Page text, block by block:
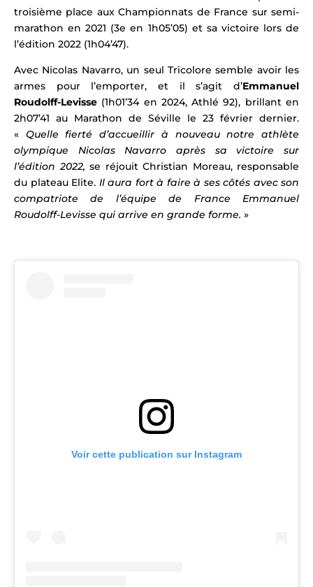
troisième place aux Championnats de France sur semi-
marathon en 2021 (3e en 1h05’05) et sa victoire lors de
l’édition 2022 (1h04’47).
Avec Nicolas Navarro, un seul Tricolore semble avoir les
armes pour l’emporter, et il s’agit d’Emmanuel
Roudolff-Levisse (1h01’34 en 2024, Athlé 92), brillant en
2h07’41 au Marathon de Séville le 23 février dernier.
« Quelle fierté d’accueillir à nouveau notre athlète
olympique Nicolas Navarro après sa victoire sur
l’édition 2022, se réjouit Christian Moreau, responsable
du plateau Elite. Il aura fort à faire à ses côtés avec son
compatriote de l’équipe de France Emmanuel
Roudolff-Levisse qui arrive en grande forme. »
Voir cette publication sur Instagram